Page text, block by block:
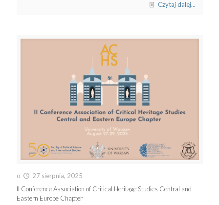
Czytaj dalej...
o
27 sierpnia, 2025
II Conference Association of Critical Heritage Studies Central and
Eastern Europe Chapter